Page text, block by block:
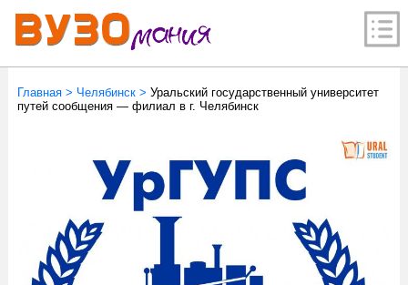
Главная> Челябинск> Уральский государственный университет
путей сообщения — филиал в г. Челябинск